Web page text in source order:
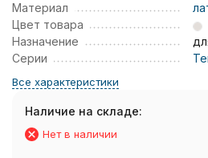
Материал
Цвет товара
Назначение
Серии
Все характеристики
Наличие на складе:
Нет в наличии